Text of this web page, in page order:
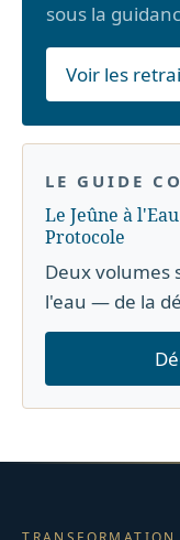
sous la
Voir les
LE GUIDE
Le Jeûne à
Protocole
Deux volumes
l'eau — de la